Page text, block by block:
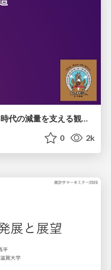
摂理と合理の肉体改造 — AI時代の減量を支える観測・制御・継続
0 2k